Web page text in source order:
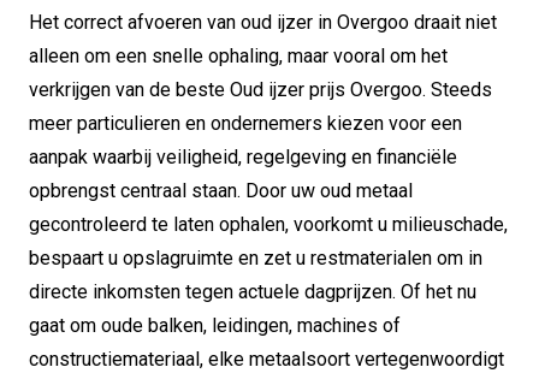
Het correct afvoeren van oud ijzer in Overgoo draait niet
alleen om een snelle ophaling, maar vooral om het
verkrijgen van de beste Oud ijzer prijs Overgoo. Steeds
meer particulieren en ondernemers kiezen voor een
aanpak waarbij veiligheid, regelgeving en financiële
opbrengst centraal staan. Door uw oud metaal
gecontroleerd te laten ophalen, voorkomt u milieuschade,
bespaart u opslagruimte en zet u restmaterialen om in
directe inkomsten tegen actuele dagprijzen. Of het nu
gaat om oude balken, leidingen, machines of
constructiemateriaal, elke metaalsoort vertegenwoordigt